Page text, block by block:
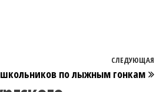
СЛЕДУЮЩАЯ
по лыжным гонкам